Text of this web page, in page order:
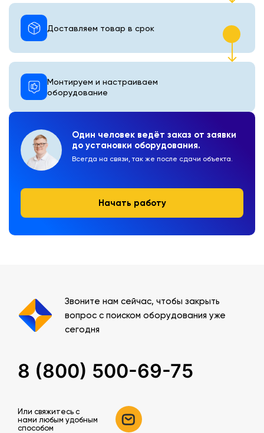
Один человек ведёт заказ от заявки
до установки оборудования.
Всегда на связи, так же после сдачи объекта.
Начать работу
Монтируем и настраиваем
оборудование
Доставляем товар в срок
Звоните нам сейчас, чтобы закрыть
вопрос с поиском оборудования уже
сегодня
8 (800) 500-69-75
Или свяжитесь c
нами любым удобным
способом